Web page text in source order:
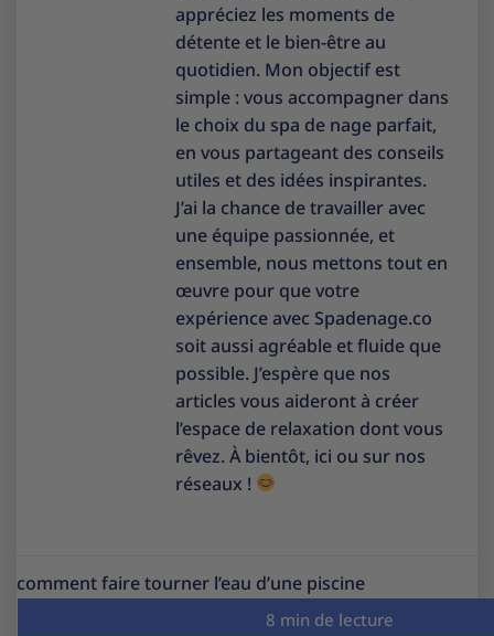
appréciez les moments de
détente et le bien-être au
quotidien. Mon objectif est
simple : vous accompagner dans
le choix du spa de nage parfait,
en vous partageant des conseils
utiles et des idées inspirantes.
J’ai la chance de travailler avec
une équipe passionnée, et
ensemble, nous mettons tout en
œuvre pour que votre
expérience avec Spadenage.co
soit aussi agréable et fluide que
possible. J’espère que nos
articles vous aideront à créer
l’espace de relaxation dont vous
rêvez. À bientôt, ici ou sur nos
réseaux !
comment faire tourner l’eau d’une piscine